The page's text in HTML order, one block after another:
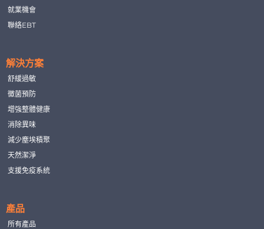
就業機會
聯絡EBT
解決方案
舒緩過敏
黴菌預防
增強整體健康
消除異味
減少塵埃積聚
天然潔淨
支援免疫系統
產品
所有產品